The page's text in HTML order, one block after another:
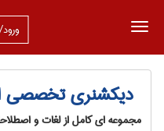
دیکشنری تخصصی
مجموعه ای کامل از لغات و